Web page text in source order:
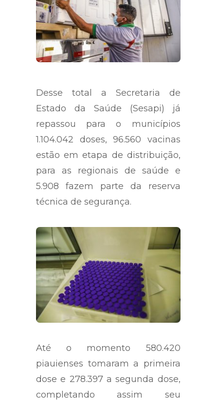
Desse total a Secretaria de
Estado da Saúde (Sesapi) já
repassou para o municípios
1.104.042 doses, 96.560 vacinas
estão em etapa de distribuição,
para as regionais de saúde e
5.908 fazem parte da reserva
técnica de segurança.
Até o momento 580.420
piauienses tomaram a primeira
dose e 278.397 a segunda dose,
completando assim seu